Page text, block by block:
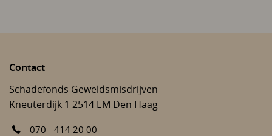
Contact
Schadefonds Geweldsmisdrijven
Kneuterdijk 1 2514 EM Den Haag
070 - 414 20 00